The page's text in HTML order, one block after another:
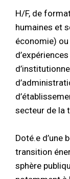
H/F, de
humaines et
économie)
secteur de la
Doté.e d’une
transition
sphère